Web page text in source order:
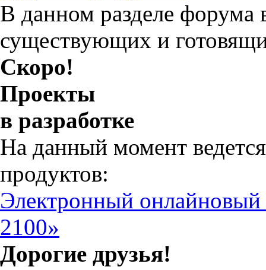
В данном разделе форума
существующих и
Скоро!
Проекты
в разработке
На данный момент
продуктов:
Электронный
2100»
Дорогие друзья!